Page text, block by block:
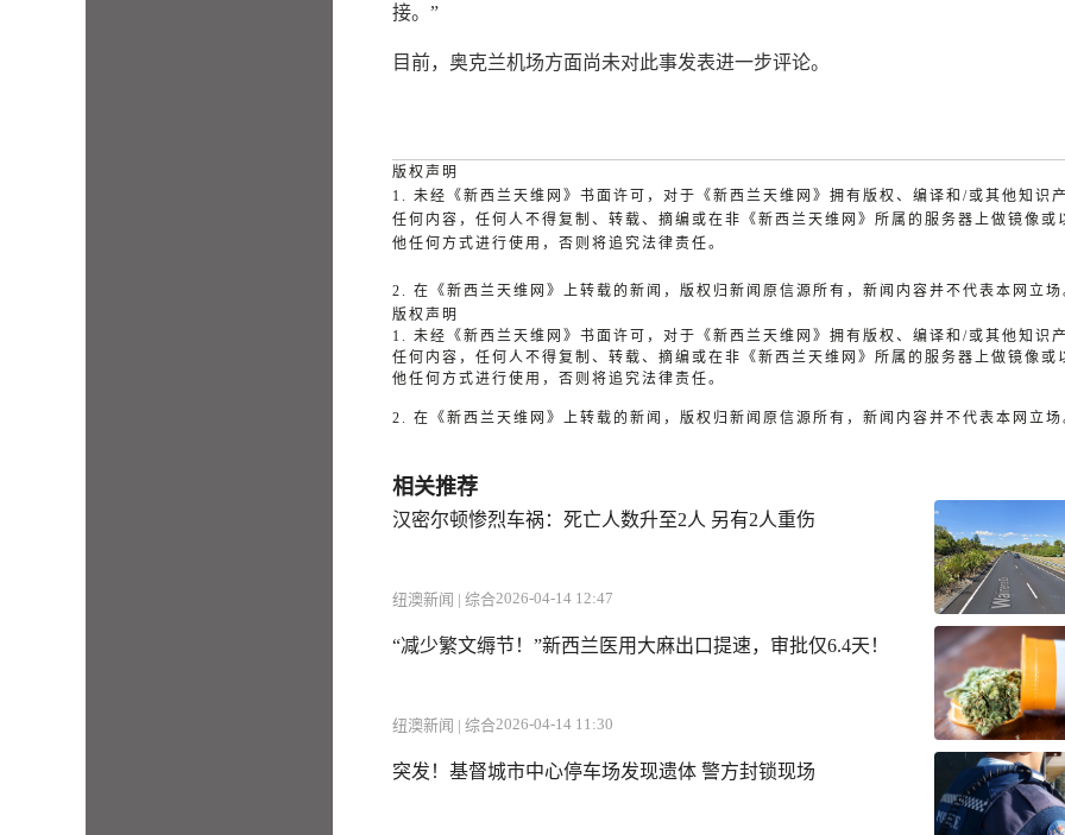
接。”
目前，奥克兰机场方面尚未对此事发表进一步评论。
版权声明
1. 未经《新西兰天维网》书面许可，对于《新西兰天维网》拥有版权、编译和/或其他知识
任何内容，任何人不得复制、转载、摘编或在非《新西兰天维网》所属的服务器上做镜像或
他任何方式进行使用，否则将追究法律责任。
2. 在《新西兰天维网》上转载的新闻，版权归新闻原信源所有，新闻内容并不代表本网立
版权声明
1. 未经《新西兰天维网》书面许可，对于《新西兰天维网》拥有版权、编译和/或其他知识
任何内容，任何人不得复制、转载、摘编或在非《新西兰天维网》所属的服务器上做镜像或
他任何方式进行使用，否则将追究法律责任。
2. 在《新西兰天维网》上转载的新闻，版权归新闻原信源所有，新闻内容并不代表本网立
相关推荐
汉密尔顿惨烈车祸：死亡人数升至2人 另有2人重伤
纽澳新闻 | 综合2026-04-14 12:47
“减少繁文缛节！”新西兰医用大麻出口提速，审批仅6.4天！
纽澳新闻 | 综合2026-04-14 11:30
突发！基督城市中心停车场发现遗体 警方封锁现场